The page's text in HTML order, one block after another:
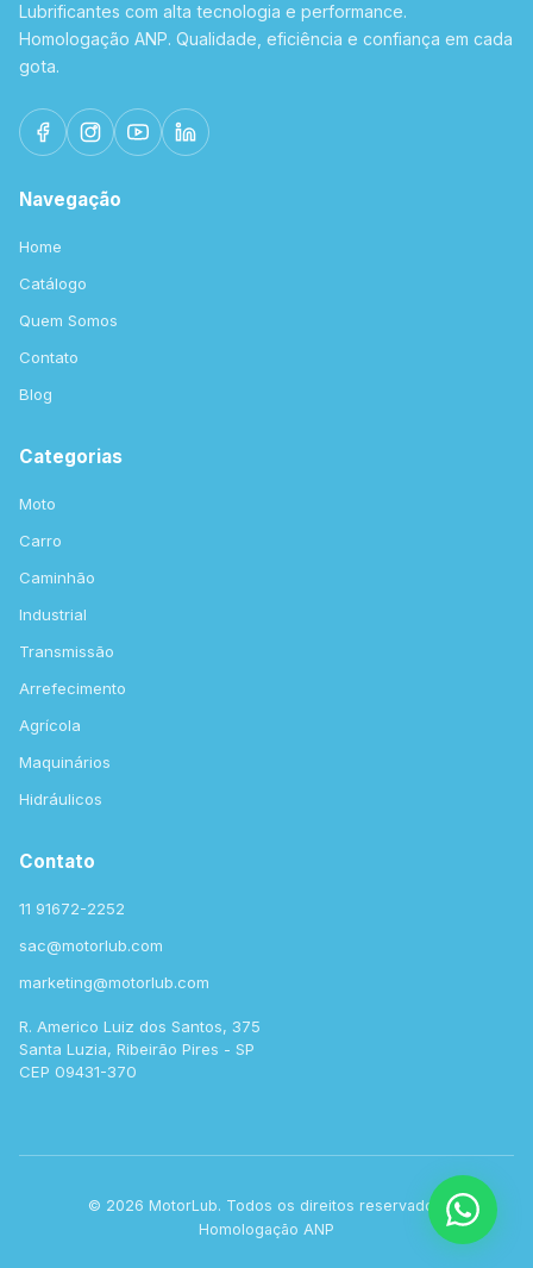
Lubrificantes com alta tecnologia e performance.
Homologação ANP. Qualidade, eficiência e confiança em cada
gota.
Navegação
Home
Catálogo
Quem Somos
Contato
Blog
Categorias
Moto
Carro
Caminhão
Industrial
Transmissão
Arrefecimento
Agrícola
Maquinários
Hidráulicos
Contato
11 91672-2252
sac@motorlub.com
marketing@motorlub.com
R. Americo Luiz dos Santos, 375
Santa Luzia, Ribeirão Pires - SP
CEP 09431-370
© 2026 MotorLub. Todos os direitos reservados.
Homologação ANP